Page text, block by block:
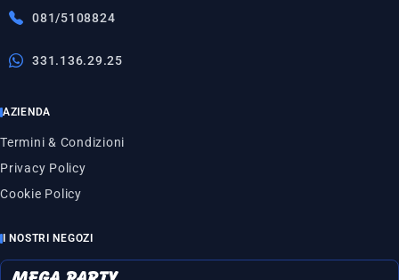
081/5108824
331.136.29.25
AZIENDA
Termini & Condizioni
Privacy Policy
Cookie Policy
I NOSTRI NEGOZI